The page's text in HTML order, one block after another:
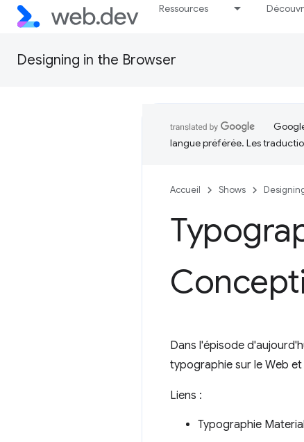
Ressources
Designing in the Browser
langue préférée. Les
Accueil Shows
Dans l'épisode
typographie sur le Web
Liens :
Typographie